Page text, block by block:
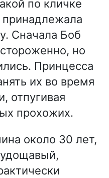
по кличке
принадлежала
Сначала Боб
но
Принцесса
их во время
отпугивая
прохожих.
около 30 лет,